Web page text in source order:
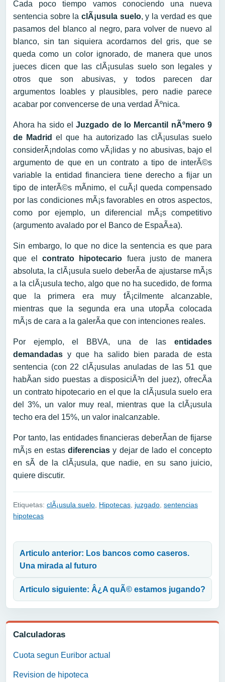
Calculadoras
Cuota segun Euribor actual
Revision de hipoteca
Cada poco tiempo vamos conociendo una nueva
sentencia sobre la clÃ¡usula suelo, y la verdad es que
pasamos del blanco al negro, para volver de nuevo al
blanco, sin tan siquiera acordarnos del gris, que se
queda como un color ignorado, de manera que unos
jueces dicen que las clÃ¡usulas suelo son legales y
otros que son abusivas, y todos parecen dar
argumentos loables y plausibles, pero nadie parece
acabar por convencerse de una verdad Ãºnica.
Ahora ha sido elJuzgado de lo Mercantil nÃºmero 9
de Madrid el que ha autorizado las clÃ¡usulas suelo
considerÃ¡ndolas como vÃ¡lidas y no abusivas, bajo el
argumento de que en un contrato a tipo de interÃ©s
variable la entidad financiera tiene derecho a fijar un
tipo de interÃ©s mÃ­nimo, el cuÃ¡l queda compensado
por las condiciones mÃ¡s favorables en otros aspectos,
como por ejemplo, un diferencial mÃ¡s competitivo
(argumento avalado por el Banco de EspaÃ±a).
Sin embargo, lo que no dice la sentencia es que para
que elcontrato hipotecario fuera justo de manera
absoluta, la clÃ¡usula suelo deberÃ­a de ajustarse mÃ¡s
a la clÃ¡usula techo, algo que no ha sucedido, de forma
que la primera era muy fÃ¡cilmente alcanzable,
mientras que la segunda era una utopÃ­a colocada
mÃ¡s de cara a la galerÃ­a que con intenciones reales.
Por ejemplo, el BBVA, una de las entidades
demandadas y que ha salido bien parada de esta
sentencia (con 22 clÃ¡usulas anuladas de las 51 que
habÃ­an sido puestas a disposiciÃ³n del juez), ofrecÃ­a
un contrato hipotecario en el que la clÃ¡usula suelo era
del 3%, un valor muy real, mientras que la clÃ¡usula
techo era del 15%, un valor inalcanzable.
Por tanto, las entidades financieras deberÃ­an de fijarse
mÃ¡s en estas diferenciasy dejar de lado el concepto
en sÃ­ de la clÃ¡usula, que nadie, en su sano juicio,
quiere discutir.
Etiquetas: clÃ¡usula suelo Hipotecas juzgado sentencias
hipotecas
Articulo anterior: Los bancos como caseros.
Una mirada al futuro
Articulo siguiente: Â¿A quÃ© estamos jugando?